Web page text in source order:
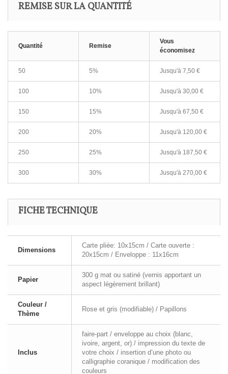
REMISE SUR LA QUANTITÉ
Quantité Remise
Vous
économisez
50 5% Jusqu'à 7,50 €
100 10% Jusqu'à 30,00 €
150 15% Jusqu'à 67,50 €
200 20% Jusqu'à 120,00 €
250 25% Jusqu'à 187,50 €
300 30% Jusqu'à 270,00 €
FICHE TECHNIQUE
Dimensions
Carte pliée: 10x15cm / Carte ouverte :
20x15cm / Enveloppe : 11x16cm
Papier
300 g mat ou satiné (vernis apportant un
aspect légèrement brillant)
Couleur /
Thème
Rose et gris (modifiable) / Papillons
Inclus
faire-part / enveloppe au choix (blanc,
ivoire, argent, or) / impression du texte de
votre choix / insertion d’une photo ou
calligraphie coranique / modification des
couleurs